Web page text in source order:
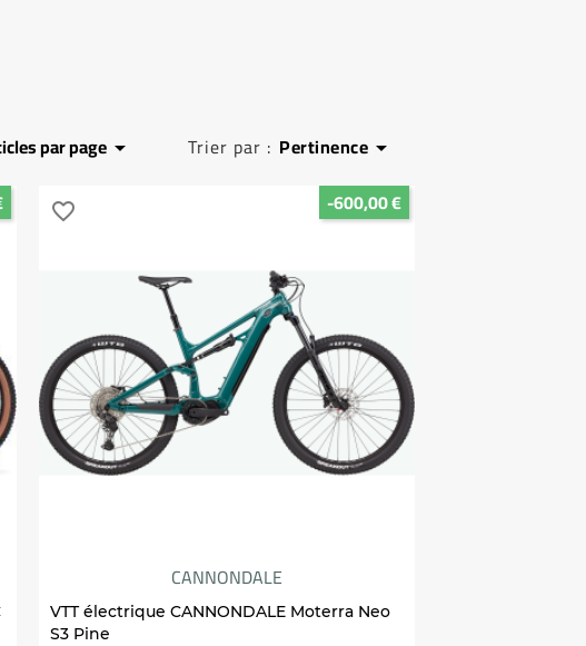
par page  Trier par : Pertinence 
CANNONDALE
VTT électrique CANNONDALE Moterra Neo
S3 Pine
-600,00 €
favorite_border